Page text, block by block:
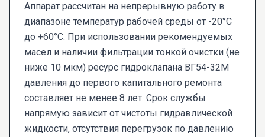
Аппарат рассчитан на непрерывную работу в
диапазоне температур рабочей среды от -20°C
до +60°C. При использовании рекомендуемых
масел и наличии фильтрации тонкой очистки (не
ниже 10 мкм) ресурс гидроклапана ВГ54-32М
давления до первого капитального ремонта
составляет не менее 8 лет. Срок службы
напрямую зависит от чистоты гидравлической
жидкости, отсутствия перегрузок по давлению